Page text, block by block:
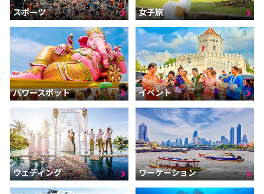
スポーツ 女子旅
パワースポット イベント
ウェディング ワーケーション